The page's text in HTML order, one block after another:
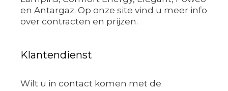
en Antargaz. Op onze site vind u meer info
over contracten en prijzen.
Klantendienst
Wilt u in contact komen met de